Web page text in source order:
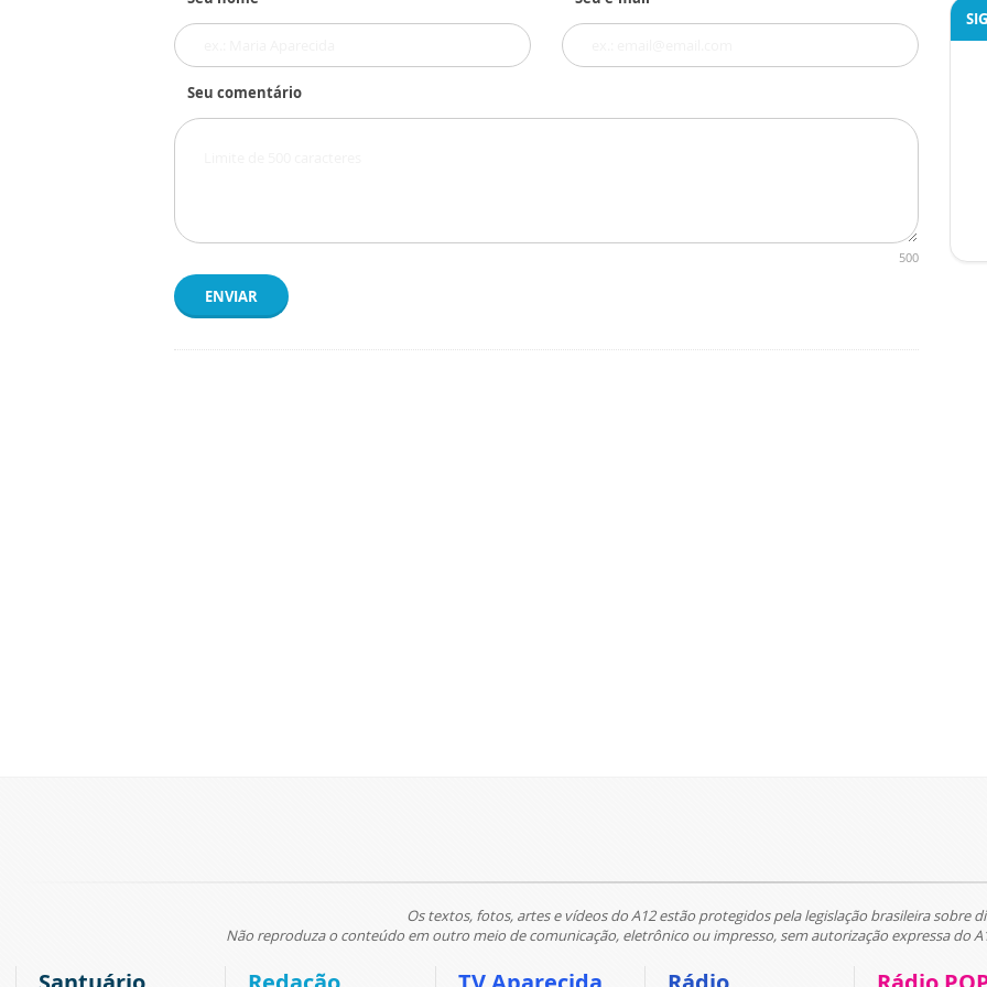
Seu comentário
500
ENVIAR
Os textos, fotos, artes e vídeos do A12 estão protegidos pela legislação brasileira sobre
Não reproduza o conteúdo em outro meio de comunicação, eletrônico ou impresso, sem autorização expressa do